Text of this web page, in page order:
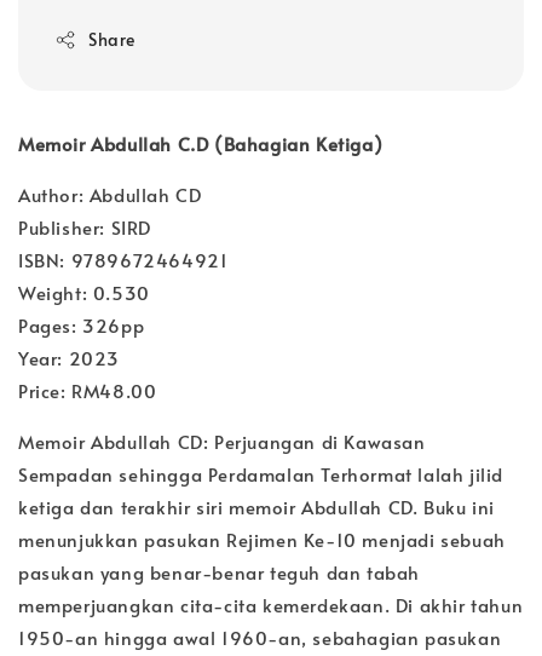
Share
Memoir Abdullah C.D (Bahagian Ketiga)
Author: Abdullah CD
Publisher: SIRD
ISBN: 9789672464921
Weight: 0.530
Pages: 326pp
Year: 2023
Price: RM48.00
Memoir Abdullah CD: Perjuangan di Kawasan
Sempadan sehingga Perdamalan Terhormat lalah jilid
ketiga dan terakhir siri memoir Abdullah CD. Buku ini
menunjukkan pasukan Rejimen Ke-10 menjadi sebuah
pasukan yang benar-benar teguh dan tabah
memperjuangkan cita-cita kemerdekaan. Di akhir tahun
1950-an hingga awal 1960-an, sebahagian pasukan